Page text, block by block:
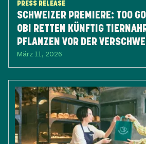
PRESS RELEASE
SCHWEIZER PREMIERE: TOO
OBI RETTEN KÜNFTIG
PFLANZEN VOR DER
März 11, 2026